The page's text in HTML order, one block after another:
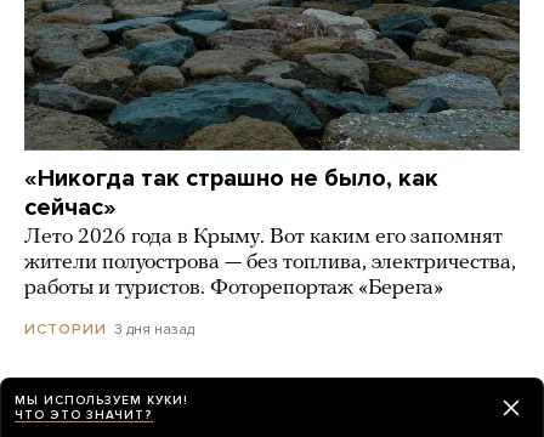
«Никогда так страшно не было, как
сейчас»
Лето 2026 года в Крыму. Вот каким его запомнят
жители полуострова — без топлива, электричества,
работы и туристов. Фоторепортаж «Берега»
ИСТОРИИ 3 дня назад
МЫ ИСПОЛЬЗУЕМ КУКИ!
ЧТО ЭТО ЗНАЧИТ?